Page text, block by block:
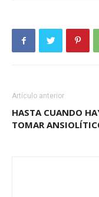
Artículo anterior
HASTA CUANDO
TOMAR